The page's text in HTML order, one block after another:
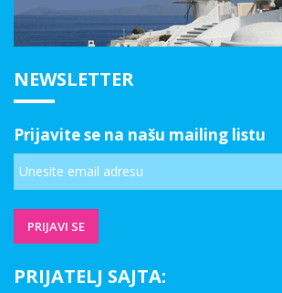
NEWSLETTER
Prijavite se na našu mailing listu
PRIJATELJ SAJTA: